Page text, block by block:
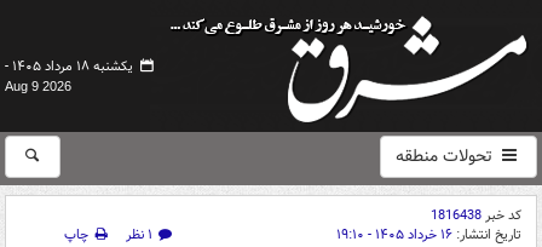
یکشنبه ۱۸ مرداد ۱۴۰۵ -
Aug 9 2026
تحولات منطقه
کد خبر1816438
تاریخ انتشار: ۱۶ خرداد ۱۴۰۵ - ۱۹:۱۰ ۱ نظر
چاپ